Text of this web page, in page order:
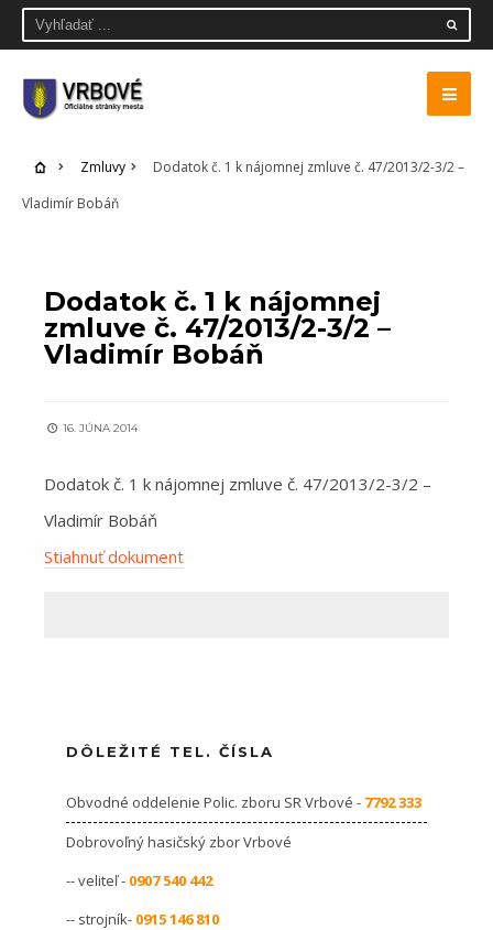
Zmluvy
Dodatok č. 1 k nájomnej zmluve č. 47/2013/2-3/2 –
Vladimír Bobáň
Dodatok č. 1 k nájomnej
zmluve č. 47/2013/2-3/2 –
Vladimír Bobáň
16. JÚNA 2014
Dodatok č. 1 k nájomnej zmluve č. 47/2013/2-3/2 –
Vladimír Bobáň
Stiahnuť dokument
DÔLEŽITÉ TEL. ČÍSLA
Obvodné oddelenie Polic. zboru SR Vrbové - 7792 333
Dobrovoľný hasičský zbor Vrbové
-- veliteľ - 0907 540 442
-- strojník- 0915 146 810